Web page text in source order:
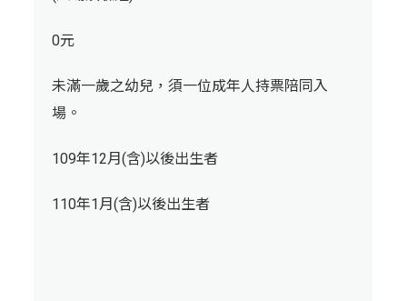
0元
未滿一歲之幼兒，須一位成年人持票陪同入
場。
109年12月(含)以後出生者
110年1月(含)以後出生者